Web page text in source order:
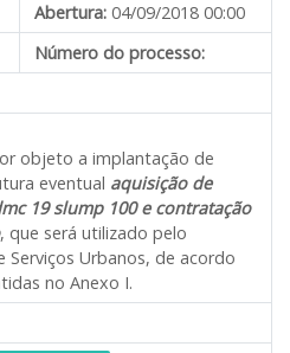
Abertura: 04/09/2018 00:00
Número do processo:
objeto a implantação de
eventual aquisição de
19 slump 100 e contratação
, que será utilizado pelo
Urbanos, de acordo
no Anexo I.